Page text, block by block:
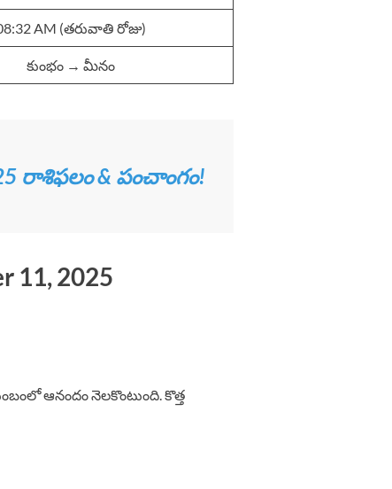
AM (తరువాతి రోజు)
కుంభం → మీనం
రాశిఫలం & పంచాంగం!
11, 2025
ఆనందం నెలకొంటుంది. కొత్త